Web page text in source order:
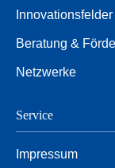
Innovationsfelder
Beratung &
Netzwerke
Service
Impressum